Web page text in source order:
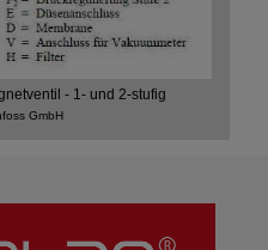
- 1- und 2-stufig
GmbH